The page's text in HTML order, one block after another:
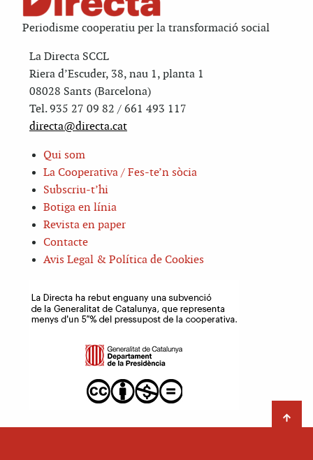
Periodisme cooperatiu per la transformació social
La Directa SCCL
Riera d’Escuder, 38, nau 1, planta 1
08028 Sants (Barcelona)
Tel. 935 27 09 82 / 661 493 117
directa@directa.cat
Qui som
La Cooperativa / Fes-te’n sòcia
Subscriu-t’hi
Botiga en línia
Revista en paper
Contacte
Avis Legal & Política de Cookies